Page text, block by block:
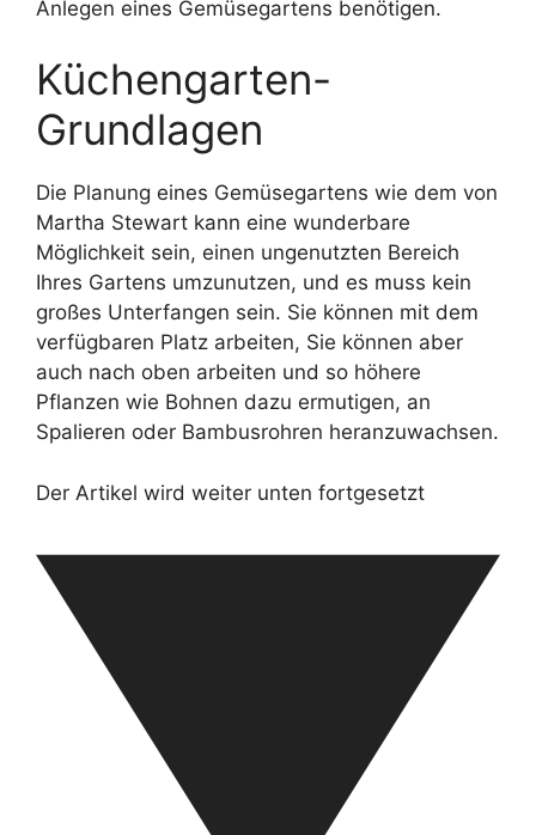
Anlegen eines Gemüsegartens benötigen.
Küchengarten-
Grundlagen
Die Planung eines Gemüsegartens wie dem von
Martha Stewart kann eine wunderbare
Möglichkeit sein, einen ungenutzten Bereich
Ihres Gartens umzunutzen, und es muss kein
großes Unterfangen sein. Sie können mit dem
verfügbaren Platz arbeiten, Sie können aber
auch nach oben arbeiten und so höhere
Pflanzen wie Bohnen dazu ermutigen, an
Spalieren oder Bambusrohren heranzuwachsen.
Der Artikel wird weiter unten fortgesetzt